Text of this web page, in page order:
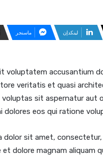
لينكدإن ماسنجر
voluptatem accusantium
veritatis et quasi
sit aspernatur aut
dolores eos qui ratione
dolor sit amet,
dolore magnam aliquam